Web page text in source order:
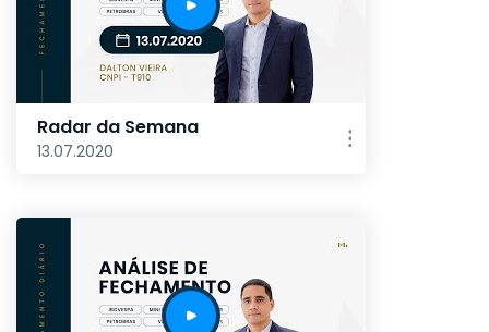
Radar da Semana
13.07.2020